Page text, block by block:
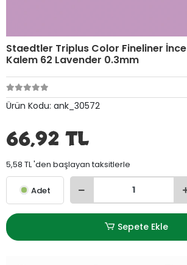
Staedtler Triplus Color Fineliner
Kalem 62 Lavender 0.3mm
Ürün Kodu: ank_30572
66,92 TL
5,58 TL 'den başlayan taksitlerle
Adet
Sepete Ekle